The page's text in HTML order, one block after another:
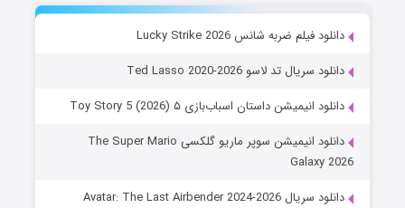
دانلود فیلم ضربه شانس Lucky Strike 2026
دانلود سریال تد لاسو Ted Lasso 2020-2026
دانلود انیمیشن داستان اسباب‌بازی ۵ Toy Story 5 (2026)
دانلود انیمیشن سوپر ماریو گلکسی The Super Mario
Galaxy 2026
دانلود سریال Avatar: The Last Airbender 2024-2026